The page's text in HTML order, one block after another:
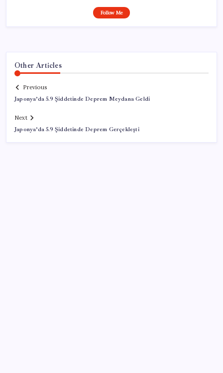
Follow Me
Other Articles
Previous
Japonya’da 5.9 Şiddetinde Deprem Meydana Geldi
Next
Japonya’da 5.9 Şiddetinde Deprem Gerçekleşti